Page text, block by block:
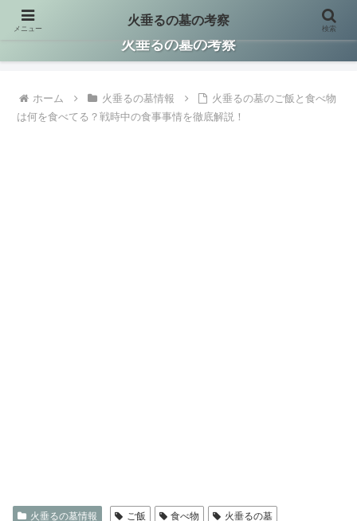
火垂るの墓の考察
ホーム 火垂るの墓情報
火垂るの墓のご飯と食べ物
は何を食べてる？戦時中の食事事情を徹底解説！
火垂るの墓情報 ご飯 食べ物 火垂るの墓
メニュー
火垂るの墓の考察
検索